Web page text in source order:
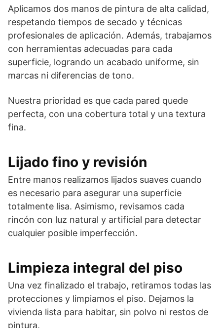
Aplicamos dos manos de pintura de alta calidad,
respetando tiempos de secado y técnicas
profesionales de aplicación. Además, trabajamos
con herramientas adecuadas para cada
superficie, logrando un acabado uniforme, sin
marcas ni diferencias de tono.
Nuestra prioridad es que cada pared quede
perfecta, con una cobertura total y una textura
fina.
Lijado fino y revisión
Entre manos realizamos lijados suaves cuando
es necesario para asegurar una superficie
totalmente lisa. Asimismo, revisamos cada
rincón con luz natural y artificial para detectar
cualquier posible imperfección.
Limpieza integral del piso
Una vez finalizado el trabajo, retiramos todas las
protecciones y limpiamos el piso. Dejamos la
vivienda lista para habitar, sin polvo ni restos de
pintura.